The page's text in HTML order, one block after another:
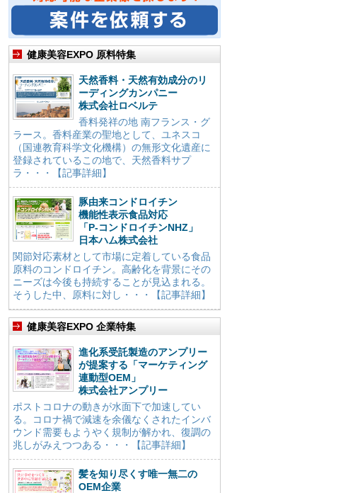
健康美容EXPO 原料特集
天然香料・天然有効成分のリ
ーディングカンパニー
株式会社ロベルテ
香料発祥の地 南フランス・グ
ラース。香料産業の聖地として、ユネスコ
（国連教育科学文化機構）の無形文化遺産に
登録されているこの地で、天然香料サプ
ラ・・・【記事詳細】
豚由来コンドロイチン
機能性表示食品対応
「P-コンドロイチンNHZ」
日本ハム株式会社
関節対応素材として市場に定着している食品
原料のコンドロイチン。高齢化を背景にその
ニーズは今後も持続することが見込まれる。
そうした中、原料に対し・・・【記事詳細】
健康美容EXPO 企業特集
進化系受託製造のアンプリー
が提案する「マーケティング
連動型OEM」
株式会社アンプリー
ポストコロナの動きが水面下で加速してい
る。コロナ禍で減速を余儀なくされたインバ
ウンド需要もようやく規制が解かれ、復調の
兆しがみえつつある・・・【記事詳細】
髪を知り尽くす唯一無二の
OEM企業